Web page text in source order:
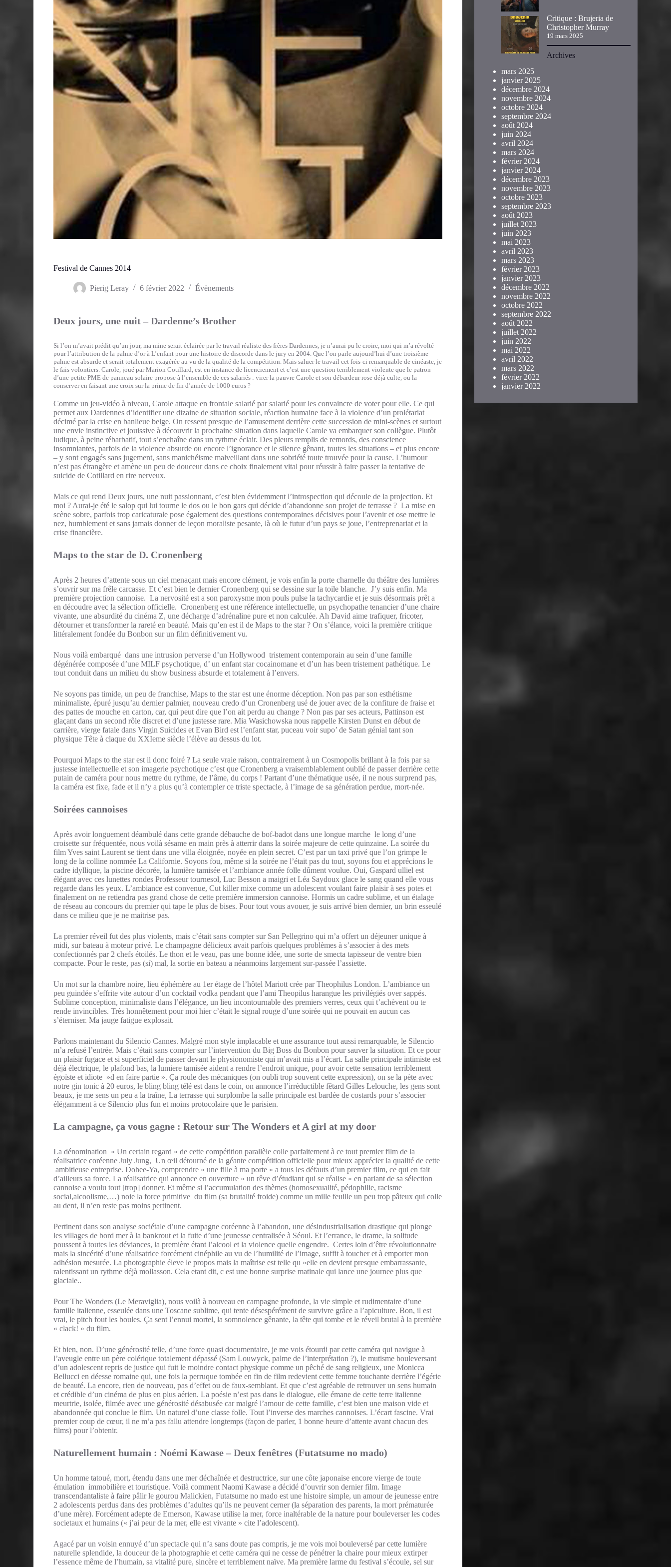
Festival de Cannes 2014
Pierig Leray 6 février 2022 Évènements
Deux jours, une nuit – Dardenne’s Brother
Si l’on m’avait prédit qu’un jour, ma mine serait éclairée par le travail réaliste des frères Dardennes, je n’aurai pu le croire, moi qui m’a révolté
pour l’attribution de la palme d’or à L’enfant pour une histoire de discorde dans le jury en 2004. Que l’on parle aujourd’hui d’une troisième
palme est absurde et serait totalement exagérée au vu de la qualité de la compétition. Mais saluer le travail cet fois-ci remarquable de cinéaste, je
le fais volontiers. Carole, joué par Marion Cotillard, est en instance de licenciement et c’est une question terriblement violente que le patron
d’une petite PME de panneau solaire propose à l’ensemble de ces salariés : virer la pauvre Carole et son débardeur rose déjà culte, ou la
conserver en faisant une croix sur la prime de fin d’année de 1000 euros ?
Comme un jeu-vidéo à niveau, Carole attaque en frontale salarié par salarié pour les convaincre de voter pour elle. Ce qui
permet aux Dardennes d’identifier une dizaine de situation sociale, réaction humaine face à la violence d’un prolétariat
décimé par la crise en banlieue belge. On ressent presque de l’amusement derrière cette succession de mini-scènes et surtout
une envie instinctive et jouissive à découvrir la prochaine situation dans laquelle Carole va embarquer son collègue. Plutôt
ludique, à peine rébarbatif, tout s’enchaîne dans un rythme éclair. Des pleurs remplis de remords, des conscience
insomniantes, parfois de la violence absurde ou encore l’ignorance et le silence gênant, toutes les situations – et plus encore
– y sont engagés sans jugement, sans manichéisme malveillant dans une sobriété toute trouvée pour la cause. L’humour
n’est pas étrangère et amène un peu de douceur dans ce choix finalement vital pour réussir à faire passer la tentative de
suicide de Cotillard en rire nerveux.
Mais ce qui rend Deux jours, une nuit passionnant, c’est bien évidemment l’introspection qui découle de la projection. Et
moi ? Aurai-je été le salop qui lui tourne le dos ou le bon gars qui décide d’abandonne son projet de terrasse ? La mise en
scène sobre, parfois trop caricaturale pose également des questions contemporaines décisives pour l’avenir et ose mettre le
nez, humblement et sans jamais donner de leçon moraliste pesante, là où le futur d’un pays se joue, l’entreprenariat et la
crise financière.
Maps to the star de D. Cronenberg
Après 2 heures d’attente sous un ciel menaçant mais encore clément, je vois enfin la porte charnelle du théâtre des lumières
s’ouvrir sur ma frêle carcasse. Et c’est bien le dernier Cronenberg qui se dessine sur la toile blanche. J’y suis enfin. Ma
première projection cannoise. La nervosité est a son paroxysme mon pouls pulse la tachycardie et je suis désormais prêt a
en découdre avec la sélection officielle. Cronenberg est une référence intellectuelle, un psychopathe tenancier d’une chaire
vivante, une absurdité du cinéma Z, une décharge d’adrénaline pure et non calculée. Ah David aime trafiquer, fricoter,
détourner et transformer la rareté en beauté. Mais qu’en est il de Maps to the star ? On s’élance, voici la première critique
littéralement fondée du Bonbon sur un film définitivement vu.
Nous voilà embarqué dans une intrusion perverse d’un Hollywood tristement contemporain au sein d’une famille
dégénérée composée d’une MILF psychotique, d’ un enfant star cocainomane et d’un has been tristement pathétique. Le
tout conduit dans un milieu du show business absurde et totalement à l’envers.
Ne soyons pas timide, un peu de franchise, Maps to the star est une énorme déception. Non pas par son esthétisme
minimaliste, épuré jusqu’au dernier palmier, nouveau credo d’un Cronenberg usé de jouer avec de la confiture de fraise et
des pattes de mouche en carton, car, qui peut dire que l’on ait perdu au change ? Non pas par ses acteurs, Pattinson est
glaçant dans un second rôle discret et d’une justesse rare. Mia Wasichowska nous rappelle Kirsten Dunst en début de
carrière, vierge fatale dans Virgin Suicides et Evan Bird est l’enfant star, puceau voir supo’ de Satan génial tant son
physique Tête à claque du XXIeme siècle l’élève au dessus du lot.
Pourquoi Maps to the star est il donc foiré ? La seule vraie raison, contrairement à un Cosmopolis brillant à la fois par sa
justesse intellectuelle et son imagerie psychotique c’est que Cronenberg a vraisemblablement oublié de passer derrière cette
putain de caméra pour nous mettre du rythme, de l’âme, du corps ! Partant d’une thématique usée, il ne nous surprend pas,
la caméra est fixe, fade et il n’y a plus qu’à contempler ce triste spectacle, à l’image de sa génération perdue, mort-née.
Soirées cannoises
Après avoir longuement déambulé dans cette grande débauche de bof-badot dans une longue marche le long d’une
croisette sur fréquentée, nous voilà sésame en main près à atterrir dans la soirée majeure de cette quinzaine. La soirée du
film Yves saint Laurent se tient dans une villa éloignée, noyée en plein secret. C’est par un taxi privé que l’on grimpe le
long de la colline nommée La Californie. Soyons fou, même si la soirée ne l’était pas du tout, soyons fou et apprécions le
cadre idyllique, la piscine décorée, la lumière tamisée et l’ambiance année folle dûment voulue. Oui, Gaspard ulliel est
élégant avec ces lunettes rondes Professeur tournesol, Luc Besson a maigri et Léa Saydoux glace le sang quand elle vous
regarde dans les yeux. L’ambiance est convenue, Cut killer mixe comme un adolescent voulant faire plaisir à ses potes et
finalement on ne retiendra pas grand chose de cette première immersion cannoise. Hormis un cadre sublime, et un étalage
de réseau au concours du premier qui tape le plus de bises. Pour tout vous avouer, je suis arrivé bien dernier, un brin esseulé
dans ce milieu que je ne maitrise pas.
La premier réveil fut des plus violents, mais c’était sans compter sur San Pellegrino qui m’a offert un déjeuner unique à
midi, sur bateau à moteur privé. Le champagne délicieux avait parfois quelques problèmes à s’associer à des mets
confectionnés par 2 chefs étoilés. Le thon et le veau, pas une bonne idée, une sorte de smecta tapisseur de ventre bien
compacte. Pour le reste, pas (si) mal, la sortie en bateau a néanmoins largement sur-passée l’assiette.
Un mot sur la chambre noire, lieu éphémère au 1er étage de l’hôtel Mariott crée par Theophilus London. L’ambiance un
peu guindée s’effrite vite autour d’un cocktail vodka pendant que l’ami Theopilus harangue les privilégiés over sappés.
Sublime conception, minimaliste dans l’élégance, un lieu incontournable des premiers verres, ceux qui t’achèvent ou te
rende invincibles. Très honnêtement pour moi hier c’était le signal rouge d’une soirée qui ne pouvait en aucun cas
s’éterniser. Ma jauge fatigue explosait.
Parlons maintenant du Silencio Cannes. Malgré mon style implacable et une assurance tout aussi remarquable, le Silencio
m’a refusé l’entrée. Mais c’était sans compter sur l’intervention du Big Boss du Bonbon pour sauver la situation. Et ce pour
un plaisir fugace et si superficiel de passer devant le physionomiste qui m’avait mis a l’écart. La salle principale intimiste est
déjà électrique, le plafond bas, la lumiere tamisée aident a rendre l’endroit unique, pour avoir cette sensation terriblement
égoïste et idiote »d en faire partie ». Ça roule des mécaniques (on oubli trop souvent cette expression), on se la pète avec
notre gin tonic à 20 euros, le bling bling télé est dans le coin, on annonce l’irréductible fêtard Gilles Lelouche, les gens sont
beaux, je me sens un peu a la traîne, La terrasse qui surplombe la salle principale est bardée de costards pour s’associer
élégamment à ce Silencio plus fun et moins protocolaire que le parisien.
La campagne, ça vous gagne : Retour sur The Wonders et A girl at my door
La dénomination « Un certain regard » de cette compétition parallèle colle parfaitement à ce tout premier film de la
réalisatrice coréenne July Jung, Un œil détourné de la géante compétition officielle pour mieux apprécier la qualité de cette
ambitieuse entreprise. Dohee-Ya, comprendre « une fille à ma porte » a tous les défauts d’un premier film, ce qui en fait
d’ailleurs sa force. La réalisatrice qui annonce en ouverture « un rêve d’étudiant qui se réalise » en parlant de sa sélection
cannoise a voulu tout [trop] donner. Et même si l’accumulation des thèmes (homosexualité, pédophilie, racisme
social,alcoolisme,…) noie la force primitive du film (sa brutalité froide) comme un mille feuille un peu trop pâteux qui colle
au dent, il n’en reste pas moins pertinent.
Pertinent dans son analyse sociétale d’une campagne coréenne à l’abandon, une désindustrialisation drastique qui plonge
les villages de bord mer à la bankrout et la fuite d’une jeunesse centralisée à Séoul. Et l’errance, le drame, la solitude
poussent à toutes les déviances, la première étant l’alcool et la violence quelle engendre. Certes loin d’être révolutionnaire
mais la sincérité d’une réalisatrice forcément cinéphile au vu de l’humilité de l’image, suffit à toucher et à emporter mon
adhésion mesurée. La photographie éleve le propos mais la maîtrise est telle qu »elle en devient presque embarrassante,
ralentissant un rythme déjà mollasson. Cela etant dit, c est une bonne surprise matinale qui lance une journee plus que
glaciale..
Pour The Wonders (Le Meraviglia), nous voilà à nouveau en campagne profonde, la vie simple et rudimentaire d’une
famille italienne, esseulée dans une Toscane sublime, qui tente désespérément de survivre grâce a l’apiculture. Bon, il est
vrai, le pitch fout les boules. Ça sent l’ennui mortel, la somnolence gênante, la tête qui tombe et le réveil brutal à la première
« clack! » du film.
Et bien, non. D’une générosité telle, d’une force quasi documentaire, je me vois étourdi par cette caméra qui navigue à
l’aveugle entre un père colérique totalement dépassé (Sam Louwyck, palme de l’interprétation ?), le mutisme bouleversant
d’un adolescent repris de justice qui fuit le moindre contact physique comme un pêché de sang religieux, une Monicca
Bellucci en déesse romaine qui, une fois la perruque tombée en fin de film redevient cette femme touchante derrière l’égérie
de beauté. La encore, rien de nouveau, pas d’effet ou de faux-semblant. Et que c’est agréable de retrouver un sens humain
et crédible d’un cinéma de plus en plus aérien. La poésie n’est pas dans le dialogue, elle émane de cette terre italienne
meurtrie, isolée, filmée avec une générosité désabusée car malgré l’amour de cette famille, c’est bien une maison vide et
abandonnée qui conclue le film. Un naturel d’une classe folle. Tout l’inverse des marches cannoises. L’écart fascine. Vrai
premier coup de cœur, il ne m’a pas fallu attendre longtemps (façon de parler, 1 bonne heure d’attente avant chacun des
films) pour l’obtenir.
Naturellement humain : Noémi Kawase – Deux fenêtres (Futatsume no mado)
Un homme tatoué, mort, étendu dans une mer déchaînée et destructrice, sur une côte japonaise encore vierge de toute
émulation immobilière et touristique. Voilà comment Naomi Kawase a décidé d’ouvrir son dernier film. Image
transcendantaliste à faire pâlir le gourou Malickien, Futatsume no mado est une histoire simple, un amour de jeunesse entre
2 adolescents perdus dans des problèmes d’adultes qu’ils ne peuvent cerner (la séparation des parents, la mort prématurée
d’une mère). Forcément adepte de Emerson, Kawase utilise la mer, force inaltérable de la nature pour bouleverser les codes
societaux et humains (« j’ai peur de la mer, elle est vivante » cite l’adolescent).
Agacé par un voisin ennuyé d’un spectacle qui n’a sans doute pas compris, je me vois moi bouleversé par cette lumière
naturelle splendide, la douceur de la photographie et cette caméra qui ne cesse de pénétrer la chaire pour mieux extirper
l’essence même de l’humain, sa vitalité pure, sincère et terriblement naïve. Ma première larme du festival s’écoule, sel sur
Critique : Brujeria de
Christopher Murray
19 mars 2025
Archives
mars 2025
janvier 2025
décembre 2024
novembre 2024
octobre 2024
septembre 2024
août 2024
juin 2024
avril 2024
mars 2024
février 2024
janvier 2024
décembre 2023
novembre 2023
octobre 2023
septembre 2023
août 2023
juillet 2023
juin 2023
mai 2023
avril 2023
mars 2023
février 2023
janvier 2023
décembre 2022
novembre 2022
octobre 2022
septembre 2022
août 2022
juillet 2022
juin 2022
mai 2022
avril 2022
mars 2022
février 2022
janvier 2022